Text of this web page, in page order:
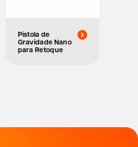
Pistola de
Gravidade Nano
para Retoque